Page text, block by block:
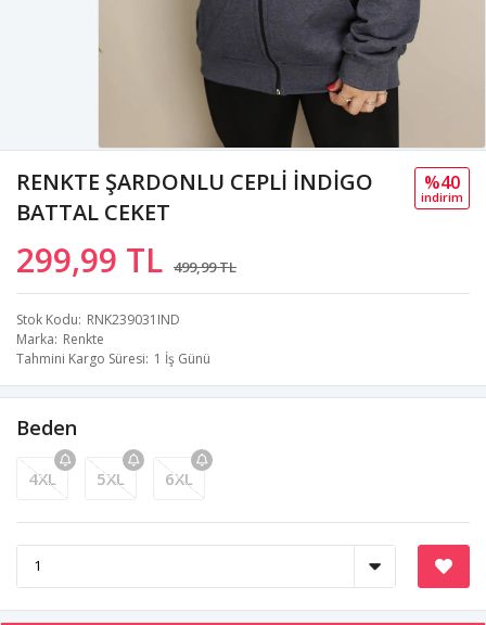
RENKTE ŞARDONLU CEPLİ İNDİGO
BATTAL CEKET
299,99 TL 499,99 TL
%40
i̇ndi̇ri̇m
Stok Kodu RNK239031IND
Marka Renkte
Tahmini Kargo Süresi 1 İş Günü
Beden
4XL 5XL 6XL